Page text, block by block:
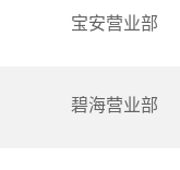
宝安营业部
碧海营业部